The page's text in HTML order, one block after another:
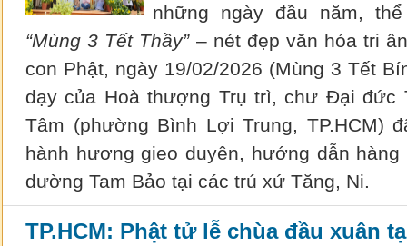
những ngày đầu năm,
“Mùng 3 Tết Thầy”– nét đẹp văn hóa tri
con Phật, ngày 19/02/2026 (Mùng 3 Tết
dạy của Hoà thượng Trụ trì, chư Đại đức
Tâm (phường Bình Lợi Trung, TP.HCM)
hành hương gieo duyên, hướng dẫn
dường Tam Bảo tại các trú xứ Tăng, Ni.
TP.HCM: Phật tử lễ chùa đầu xuân